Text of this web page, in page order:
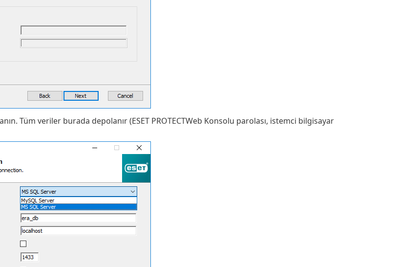
Tüm veriler burada depolanır (ESET PROTECTWeb Konsolu parolası, istemci bilgisayar